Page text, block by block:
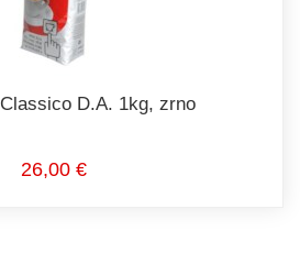
D.A. 1kg, zrno
26,00 €